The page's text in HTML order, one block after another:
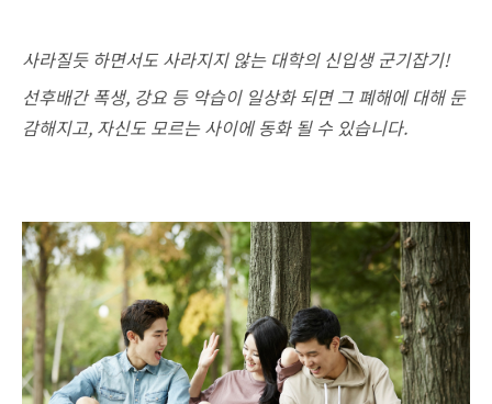
사라질듯 하면서도 사라지지 않는 대학의 신입생 군기잡기!
선후배간 폭생, 강요 등 악습이 일상화 되면 그 폐해에 대해 둔
감해지고, 자신도 모르는 사이에 동화 될 수 있습니다.